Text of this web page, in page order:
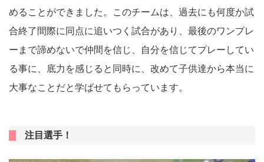
めることができました。このチームは、過去にも何度か試
合終了間際に同点に追いつく試合があり、最後のワンプレ
ーまで諦めないで仲間を信じ、自分を信じてプレーしてい
る事に、底力を感じると同時に、改めて子供達から本当に
大事なことだと学ばせてもらっています。
注目選手！